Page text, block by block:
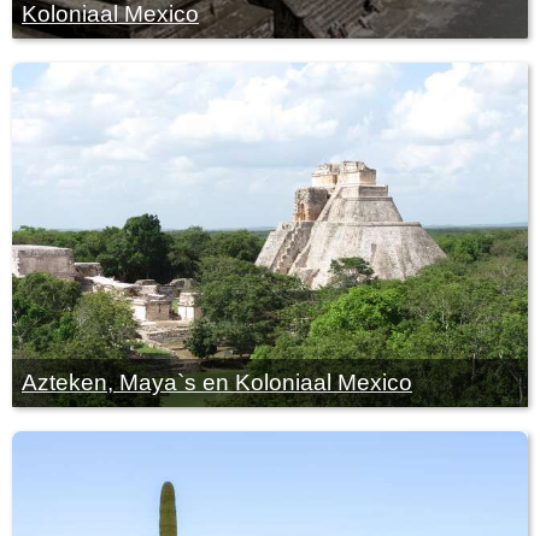
Koloniaal Mexico
Azteken, Maya`s en Koloniaal Mexico